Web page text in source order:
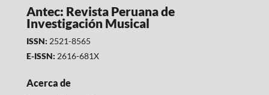
Antec: Revista Peruana de
Investigación Musical
ISSN: 2521-8565
E-ISSN: 2616-681X
Acerca de